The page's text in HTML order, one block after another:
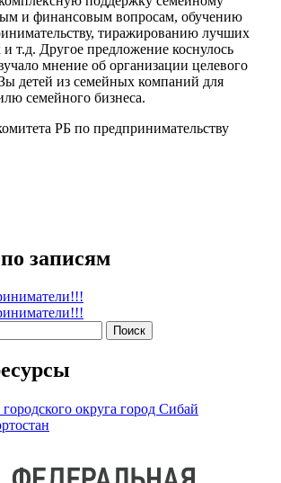
и финансовым вопросам, обучению
тиражированию лучших
т.д. Другое предложение коснулось
мнение об организации целевого
детей из семейных компаний для
семейного бизнеса.
РБ по предпринимательству
записям
округа город Сибай